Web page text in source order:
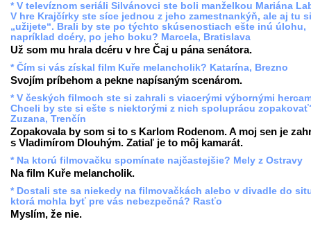
* V televíznom seriáli Silvánovci ste boli manželkou Mariána
V hre Krajčírky ste síce jednou z jeho zamestnankýň, ale aj tu
„užijete“. Brali by ste po týchto skúsenostiach ešte inú úlohu,
napríklad dcéry, po jeho boku? Marcela, Bratislava
Už som mu hrala dcéru v hre Čaj u pána senátora.
* Čím si vás získal film Kuře melancholik? Katarína, Brezno
Svojím príbehom a pekne napísaným scenárom.
* V českých filmoch ste si zahrali s viacerými výbornými
Chceli by ste si ešte s niektorými z nich spoluprácu
Zuzana, Trenčín
Zopakovala by som si to s Karlom Rodenom. A moj sen je
s Vladimírom Dlouhým. Zatiaľ je to môj kamarát.
* Na ktorú filmovačku spomínate najčastejšie? Mely z Ostravy
Na film Kuře melancholik.
* Dostali ste sa niekedy na filmovačkách alebo v divadle do
ktorá mohla byť pre vás nebezpečná? Rasťo
Myslím, že nie.